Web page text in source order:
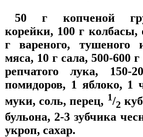
50 г копченой
корейки, 100 г колбасы,
г вареного, тушеного
мяса, 10 г сала, 500-600
репчатого лука, 150-
помидоров, 1 яблоко, 1
муки, соль, перец, 1/2
бульона, 2-3 зубчика
укроп, сахар.